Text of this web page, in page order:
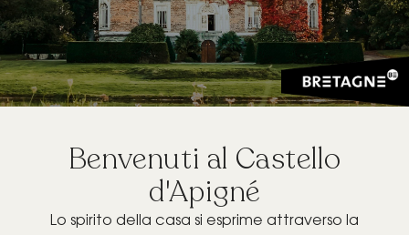
GIFT BOX
Benvenuti al Castello
d'Apigné
Lo spirito della casa si esprime attraverso la